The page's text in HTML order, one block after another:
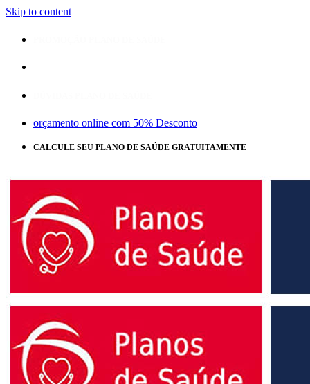
Skip to content
orçamento online com 50% Desconto
CALCULE SEU PLANO DE SAÚDE GRATUITAMENTE